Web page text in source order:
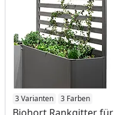
3 Varianten 3 Farben